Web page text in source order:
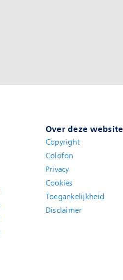
Over deze website
Copyright
Colofon
Privacy
Cookies
Toegankelijkheid
Disclaimer